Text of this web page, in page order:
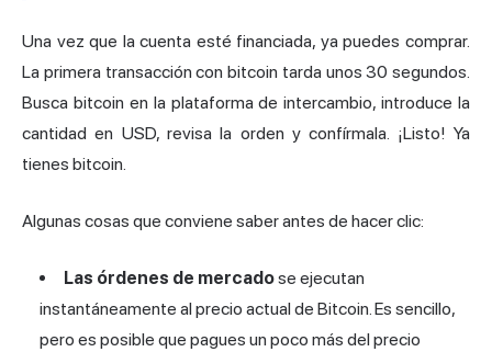
Una vez que la cuenta esté financiada, ya puedes comprar.
La primera transacción con bitcoin tarda unos 30 segundos.
Busca bitcoin en la plataforma de intercambio, introduce la
cantidad en USD, revisa la orden y confírmala. ¡Listo! Ya
tienes bitcoin.
Algunas cosas que conviene saber antes de hacer clic:
Las órdenes de mercadose ejecutan
instantáneamente al precio actual de Bitcoin. Es sencillo,
pero es posible que pagues un poco más del precio